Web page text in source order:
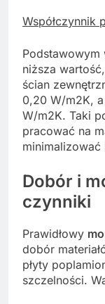
Współczynnik
Podstawowym
niższa
ścian
0,20 W/m2K,
W/m2K. Taki
pracować na
Dobór i
czynniki
Prawidłowy
dobór
płyty
szczelności.